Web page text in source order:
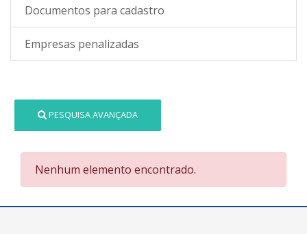
Documentos para cadastro
Empresas penalizadas
PESQUISA AVANÇADA
Nenhum elemento encontrado.